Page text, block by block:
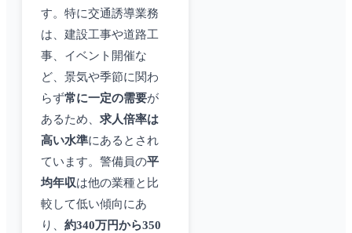
す。特に交通誘導業務
は、建設工事や道路工
事、イベント開催な
ど、景気や季節に関わ
らず常に一定の需要が
あるため、 求人倍率は
高い水準にあるとされ
ています。警備員の平
均年収は他の業種と比
較して低い傾向にあ
り、 約340万円から350